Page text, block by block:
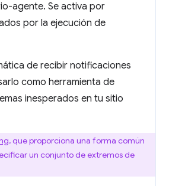
agente. Se activa por
por la ejecución de
de recibir notificaciones
como herramienta de
inesperados en tu sitio
, que proporciona una forma común
un conjunto de extremos de